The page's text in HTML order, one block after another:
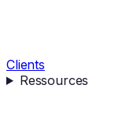
Clients
Ressources